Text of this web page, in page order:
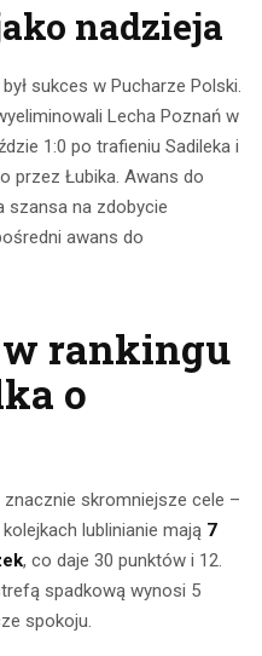
nadzieja
sukces w Pucharze Polski.
Lecha Poznań w
1:0 po trafieniu Sadileka i
przez Łubika. Awans do
szansa na zdobycie
awans do
rankingu
o
skromniejsze cele –
lublinianie mają 7
, co daje 30 punktów i 12.
spadkową wynosi 5
spokoju.